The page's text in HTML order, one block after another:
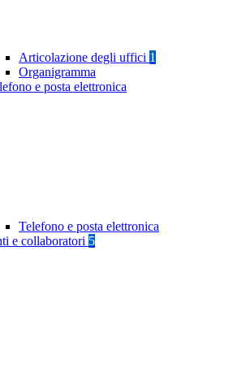
Articolazione degli uffici 1
Organigramma
e posta elettronica
Telefono e posta elettronica
e collaboratori 5